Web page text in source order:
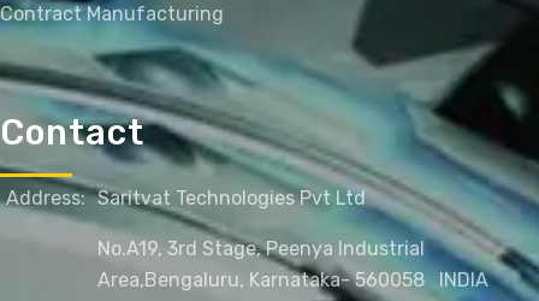
Contract Manufacturing
Contact
Address: Saritvat Technologies Pvt Ltd
No.A19, 3rd Stage, Peenya Industrial
Area,Bengaluru, Karnataka- 560058INDIA